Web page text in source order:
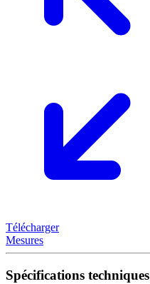
Télécharger
Mesures
Spécifications techniques